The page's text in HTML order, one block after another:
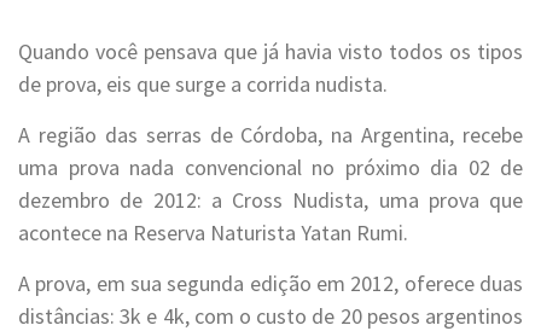
Quando você pensava que já havia visto todos os tipos
de prova, eis que surge a corrida nudista.
A região das serras de Córdoba, na Argentina, recebe
uma prova nada convencional no próximo dia 02 de
dezembro de 2012: a Cross Nudista, uma prova que
acontece na Reserva Naturista Yatan Rumi.
A prova, em sua segunda edição em 2012, oferece duas
distâncias: 3k e 4k, com o custo de 20 pesos argentinos